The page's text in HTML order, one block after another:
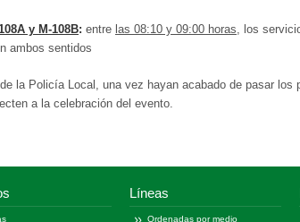
y M-108B: entre las 08:10 y 09:00 horas, los
ambos sentidos
la Policía Local, una vez hayan acabado de pasar
a la celebración del evento.
Líneas
Ordenadas por medio